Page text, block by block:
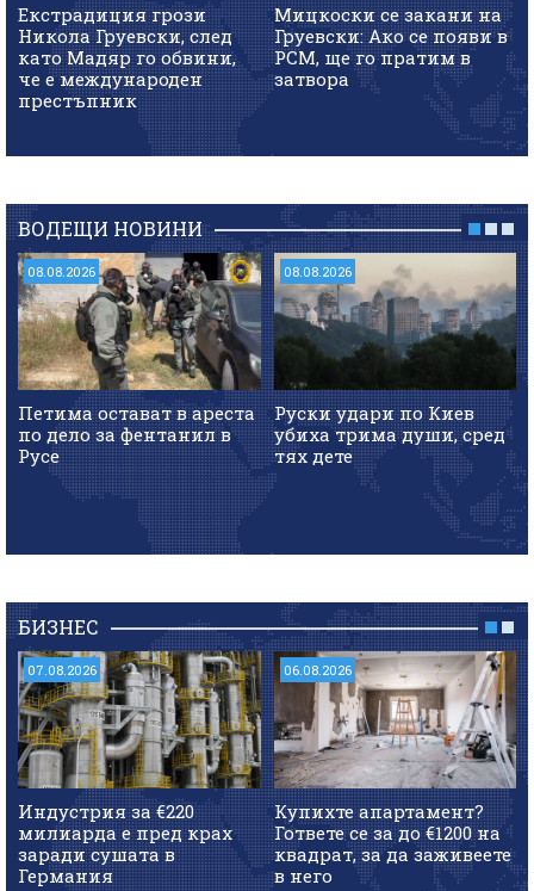
Екстрадиция грози
Никола Груевски, след
като Мадяр го обвини,
че е международен
престъпник
Мицкоски се закани на
Груевски: Ако се появи в
РСМ, ще го пратим в
затвора
ВОДЕЩИ НОВИНИ
08.08.2026
Петима остават в ареста
по дело за фентанил в
Русе
08.08.2026
Руски удари по Киев
убиха трима души, сред
тях дете
БИЗНЕС
07.08.2026
Индустрия за €220
милиарда е пред крах
заради сушата в
Германия
06.08.2026
Купихте апартамент?
Гответе се за до €1200 на
квадрат, за да заживеете
в него